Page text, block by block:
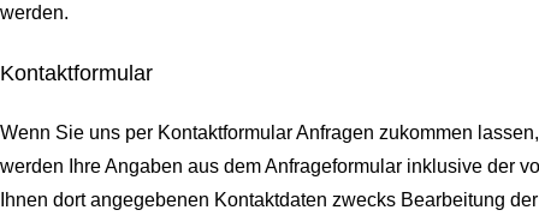
werden.
Kontaktformular
Wenn Sie uns per Kontaktformular Anfragen zukommen lassen,
werden Ihre Angaben aus dem Anfrageformular inklusive der
Ihnen dort angegebenen Kontaktdaten zwecks Bearbeitung der